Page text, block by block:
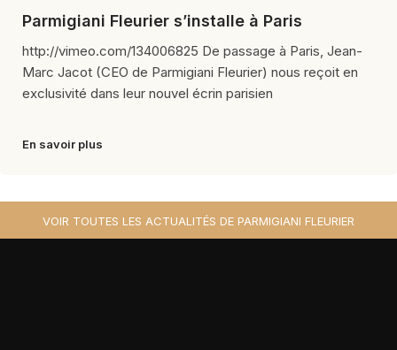
Parmigiani Fleurier s’installe à Paris
http://vimeo.com/134006825 De passage à Paris, Jean-
Marc Jacot (CEO de Parmigiani Fleurier) nous reçoit en
exclusivité dans leur nouvel écrin parisien
En savoir plus
VOIR TOUTES LES ACTUALITÉS DE PARMIGIANI FLEURIER